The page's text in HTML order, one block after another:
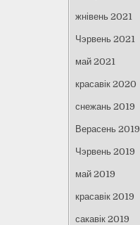
жнівень 2021
Чэрвень 2021
май 2021
красавік 2020
снежань 2019
Верасень 2019
Чэрвень 2019
май 2019
красавік 2019
сакавік 2019